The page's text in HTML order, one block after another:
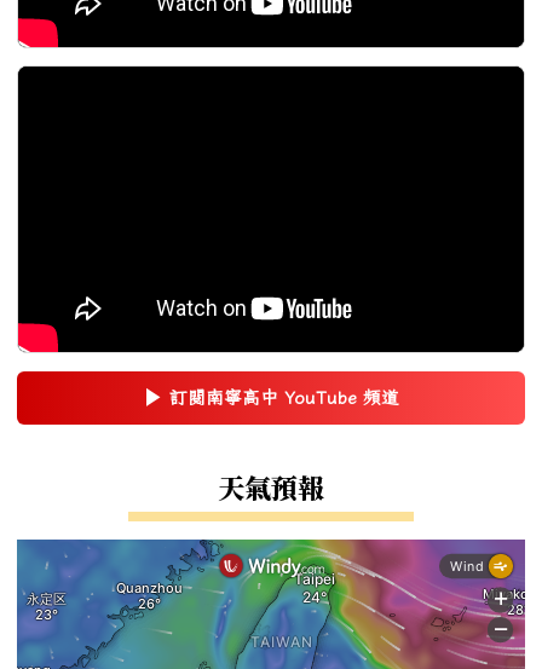
▶ 訂閱南寧高中 YouTube 頻道
(另開新視窗)
天氣預報